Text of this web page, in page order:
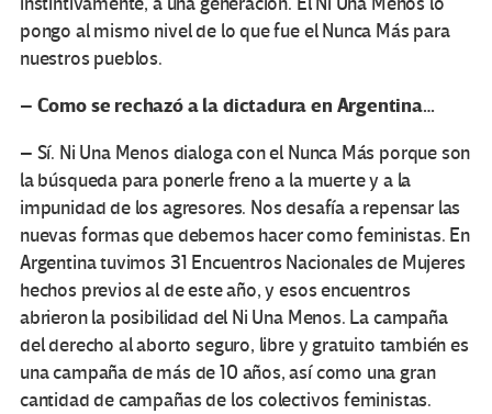
pongo al mismo nivel de lo que fue el Nunca Más para
nuestros pueblos.
– Como se rechazó a la dictadura en Argentina…
– Sí. Ni Una Menos dialoga con el Nunca Más porque son
la búsqueda para ponerle freno a la muerte y a la
impunidad de los agresores. Nos desafía a repensar las
nuevas formas que debemos hacer como feministas. En
Argentina tuvimos 31 Encuentros Nacionales de Mujeres
hechos previos al de este año, y esos encuentros
abrieron la posibilidad del Ni Una Menos. La campaña
del derecho al aborto seguro, libre y gratuito también es
una campaña de más de 10 años, así como una gran
cantidad de campañas de los colectivos feministas.